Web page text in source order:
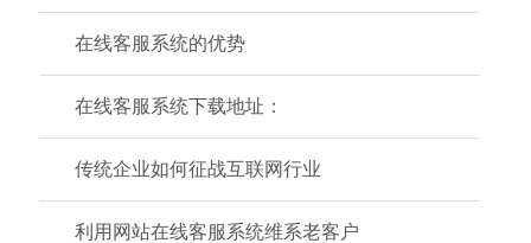
在线客服系统的优势
在线客服系统下载地址：
传统企业如何征战互联网行业
利用网站在线客服系统维系老客户